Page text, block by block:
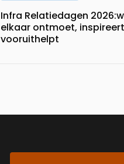
Infra Relatiedagen
elkaar ontmoet,
vooruithelpt